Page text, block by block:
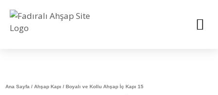
Ana Sayfa / Ahşap Kapı / Boyalı ve Kollu Ahşap İç Kapı 15